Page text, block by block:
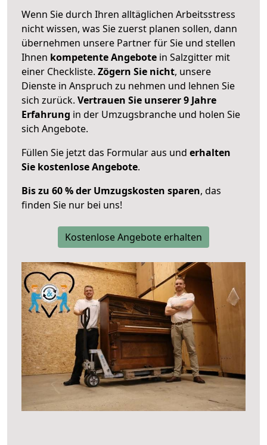
Wenn Sie durch Ihren alltäglichen Arbeitsstress
nicht wissen, was Sie zuerst planen sollen, dann
übernehmen unsere Partner für Sie und stellen
Ihnen kompetente Angebote in Salzgitter mit
einer Checkliste. Zögern Sie nicht, unsere
Dienste in Anspruch zu nehmen und lehnen Sie
sich zurück. Vertrauen Sie unserer 9 Jahre
Erfahrung in der Umzugsbranche und holen Sie
sich Angebote.
Füllen Sie jetzt das Formular aus und erhalten
Sie kostenlose Angebote.
Bis zu 60 % der Umzugskosten sparen, das
finden Sie nur bei uns!
Kostenlose Angebote erhalten